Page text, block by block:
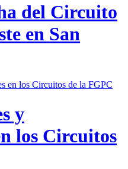
del Circuito
en San
y
los Circuitos